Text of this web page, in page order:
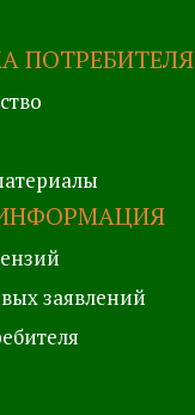
ПОТРЕБИТЕЛЯ
заявлений